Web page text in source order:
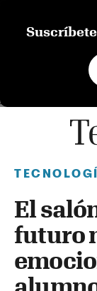
El
futuro